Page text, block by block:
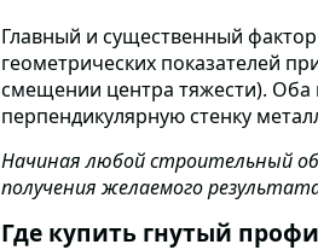
Главный и существенный
геометрических показателей
смещении центра тяжести). Оба
перпендикулярную стенку
Начиная любой строительный
получения желаемого
Где купить гнутый